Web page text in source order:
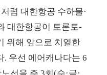
렴 대한항공 수하물·
대한항공이 토론토-
위해 앞으로 치열한
. 우선 에어캐나다는 6